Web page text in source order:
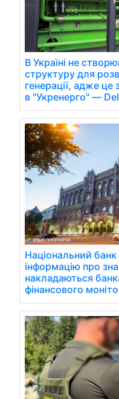
В Україні не
структуру для
генерації, адже це
в "Укренерго" —
Національний банк
інформацію про
накладаються
фінансового